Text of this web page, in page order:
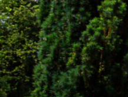
Zum
Inhalt
springen